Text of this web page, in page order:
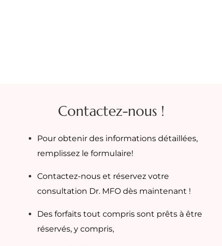
Contactez-nous !
Pour obtenir des informations détaillées,
remplissez le formulaire!
Contactez-nous et réservez votre
consultation Dr. MFO dès maintenant !
Des forfaits tout compris sont prêts à être
réservés, y compris,